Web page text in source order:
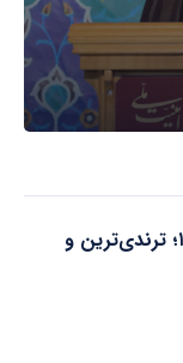
۱۵ مدل مانتو ۱۴۰۴؛ ترندی‌ترین و